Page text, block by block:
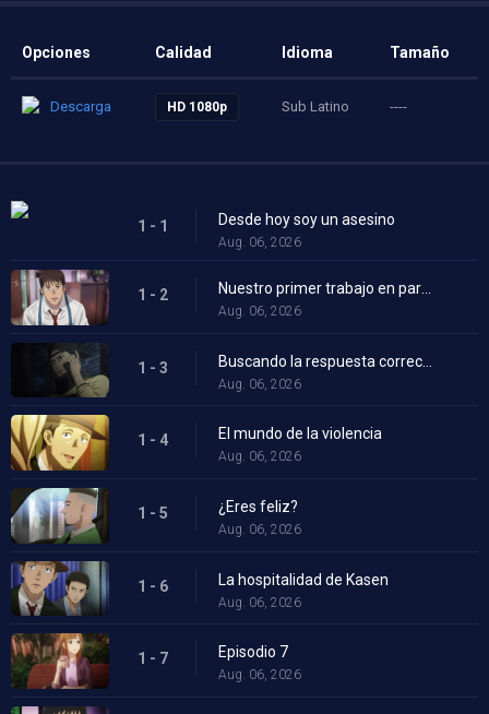
Opciones Calidad Idioma Tamaño
Descarga HD 1080p Sub Latino ----
1 - 1 Desde hoy soy un asesino
Aug. 06, 2026
1 - 2 Nuestro primer trabajo en pareja en 20 años
Aug. 06, 2026
1 - 3
Aug. 06, 2026
1 - 4 El mundo de la violencia
Aug. 06, 2026
1 - 5 ¿Eres feliz?
Aug. 06, 2026
1 - 6 La hospitalidad de Kasen
Aug. 06, 2026
1 - 7 Episodio 7
Aug. 06, 2026